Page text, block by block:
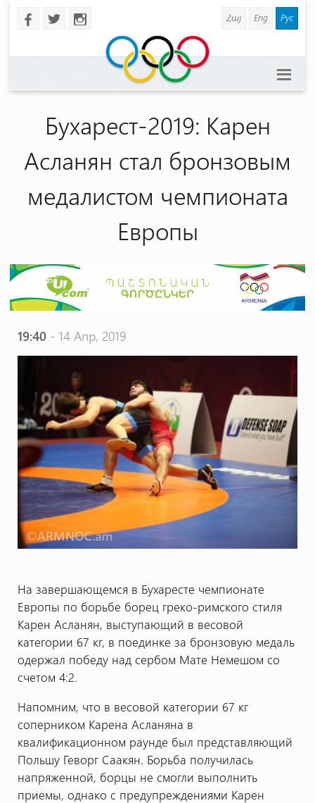
b a x Հայ Eng Рус
Бухарест-2019: Карен
Асланян стал бронзовым
медалистом чемпионата
Европы
19:40- 14 Апр, 2019
На завершающемся в Бухаресте чемпионате
Европы по борьбе борец греко-римского стиля
Карен Асланян, выступающий в весовой
категории 67 кг, в поединке за бронзовую медаль
одержал победу над сербом Мате Немешом со
счетом 4:2.
Напомним, что в весовой категории 67 кг
соперником Карена Асланяна в
квалификационном раунде был представляющий
Польшу Геворг Саакян. Борьба получилась
напряженной, борцы не смогли выполнить
приемы, однако с предупреждениями Карен